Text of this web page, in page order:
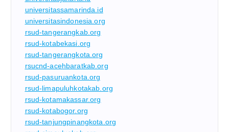
universitassamarinda.id
universitasindonesia.org
rsud-tangerangkab.org
rsud-kotabekasi.org
rsud-tangerangkota.org
rsucnd-acehbaratkab.org
rsud-pasuruankota.org
rsud-limapuluhkotakab.org
rsud-kotamakassar.org
rsud-kotabogor.org
rsud-tanjungpinangkota.org